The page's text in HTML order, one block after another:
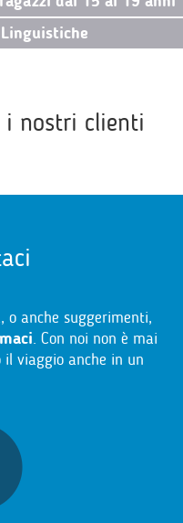
i nostri clienti
o anche suggerimenti,
. Con noi non è mai
viaggio anche in un